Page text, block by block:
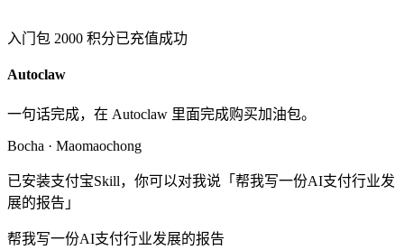
入门包 2000 积分已充值成功
Autoclaw
一句话完成，在 Autoclaw 里面完成购买加油包。
Bocha · Maomaochong
已安装支付宝Skill，你可以对我说「帮我写一份AI支付行业发
展的报告」
帮我写一份AI支付行业发展的报告